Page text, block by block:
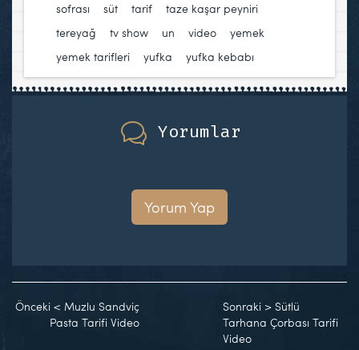
sofrası
süt tarif taze kaşar peyniri
tereyağ
tv show un video yemek
yemek tarifleri
yufka yufka kebabı
Yorumlar
Yorum Yap
Önceki < Muzlu Sandviç
Pasta Tarifi Video
Sonraki >Sütlü
Tarhana Çorbası Tarifi
Video